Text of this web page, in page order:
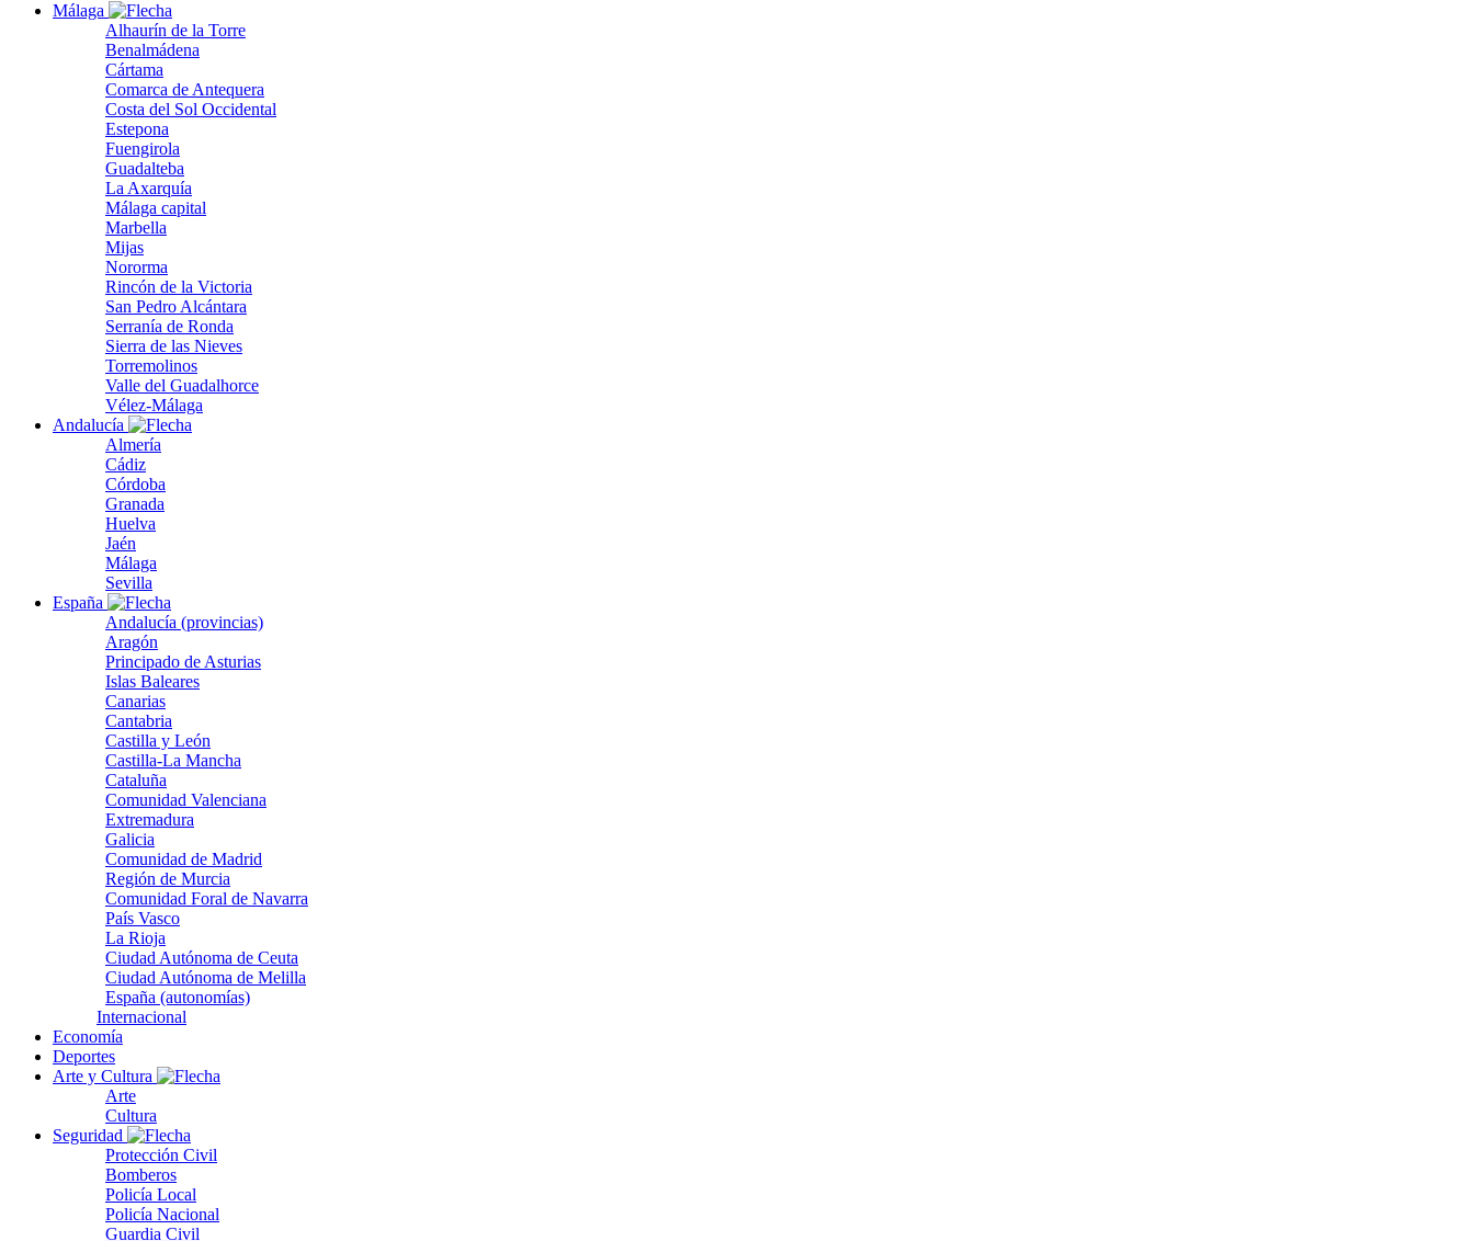
Málaga
Alhaurín de la Torre
Benalmádena
Cártama
Comarca de Antequera
Costa del Sol Occidental
Estepona
Fuengirola
Guadalteba
La Axarquía
Málaga capital
Marbella
Mijas
Nororma
Rincón de la Victoria
San Pedro Alcántara
Serranía de Ronda
Sierra de las Nieves
Torremolinos
Valle del Guadalhorce
Vélez-Málaga
Andalucía
Almería
Cádiz
Córdoba
Granada
Huelva
Jaén
Málaga
Sevilla
España
Andalucía (provincias)
Aragón
Principado de Asturias
Islas Baleares
Canarias
Cantabria
Castilla y León
Castilla-La Mancha
Cataluña
Comunidad Valenciana
Extremadura
Galicia
Comunidad de Madrid
Región de Murcia
Comunidad Foral de Navarra
País Vasco
La Rioja
Ciudad Autónoma de Ceuta
Ciudad Autónoma de Melilla
España (autonomías)
Internacional
Economía
Deportes
Arte y Cultura
Arte
Cultura
Seguridad
Protección Civil
Bomberos
Policía Local
Policía Nacional
Guardia Civil